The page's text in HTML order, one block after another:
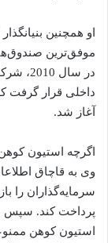
موفق‌ترین
آغاز شد.
اگرچه استیون
وی به قاچاق
استیون کوهن